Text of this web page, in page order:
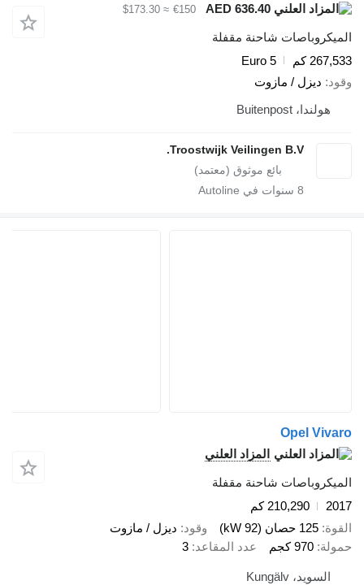
AED 636.40
€150
≈ $173.30
شاحنة مقفلة
كم
Euro 5
ديزل / مازوت
هولندا، Buitenpost
Troostwijk Veilingen B.V.
سنوات في Autoline
Opel
المزاد العلني
شاحنة مقفلة
210,290 كم
125 حصان (92 kW) وقود
ديزل / مازوت
970 كجم عدد المقاعد 3
السويد، Kungälv